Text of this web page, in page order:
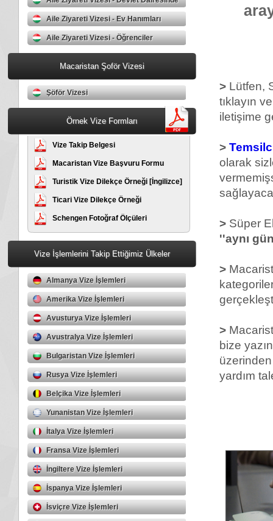
Çalışanlar
Aile Ziyareti Vizesi - Ev Hanımları
Aile Ziyareti Vizesi - Öğrenciler
Macaristan Şoför Vizesi
Şöför Vizesi
Örnek Vize Formları
Vize Takip Belgesi
Macaristan Vize Başvuru Formu
Turistik Vize Dilekçe Örneği [İngilizce]
Ticari Vize Dilekçe Örneği
Schengen Fotoğraf Ölçüleri
Vize İşlemlerini Takip Ettiğimiz Ülkeler
Almanya Vize İşlemleri
Amerika Vize İşlemleri
Avusturya Vize İşlemleri
Avustralya Vize İşlemleri
Bulgaristan Vize İşlemleri
Rusya Vize İşlemleri
Belçika Vize İşlemleri
Yunanistan Vize İşlemleri
İtalya Vize İşlemleri
Fransa Vize İşlemleri
İngiltere Vize İşlemleri
İspanya Vize İşlemleri
İsviçre Vize İşlemleri
> Lütfen,
tıklayın
iletişime
>
olarak
> Süper
''aynı
>
>
bize
yardım